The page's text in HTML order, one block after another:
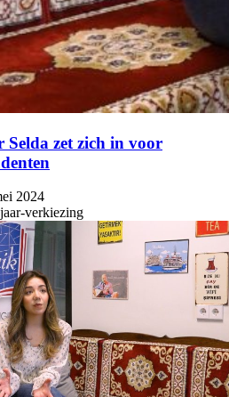
zet zich in voor
2024
verkiezing